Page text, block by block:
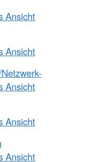
Ansicht
Ansicht
Ansicht
Ansicht
Ansicht